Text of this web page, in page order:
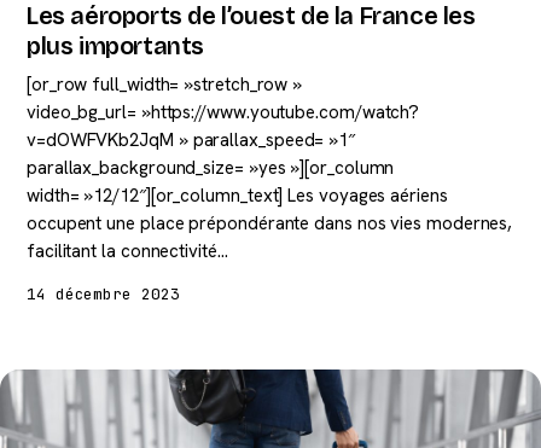
Les aéroports de l’ouest de la France les
plus importants
[or_row full_width= »stretch_row »
video_bg_url= »https://www.youtube.com/watch?
v=dOWFVKb2JqM » parallax_speed= »1″
parallax_background_size= »yes »][or_column
width= »12/12″][or_column_text] Les voyages aériens
occupent une place prépondérante dans nos vies modernes,
facilitant la connectivité…
14 décembre 2023